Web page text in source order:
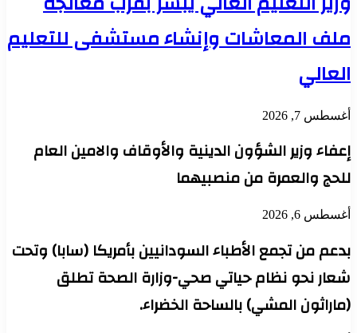
ملف المعاشات وإنشاء مستشفى للتعليم
العالي
أغسطس 7, 2026
إعفاء وزير الشؤون الدينية والأوقاف والامين العام
للحج والعمرة من منصبيهما
أغسطس 6, 2026
بدعم من تجمع الأطباء السودانيين بأمريكا (سابا) وتحت
شعار نحو نظام حياتي صحي-وزارة الصحة تطلق
(ماراثون المشي) بالساحة الخضراء.